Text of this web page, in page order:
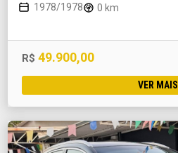
1978/1978 0 km
R$ 49.900,00
VER MAIS